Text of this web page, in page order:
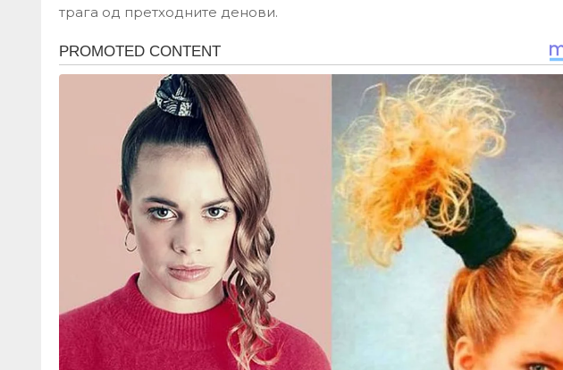
трага од претходните денови.